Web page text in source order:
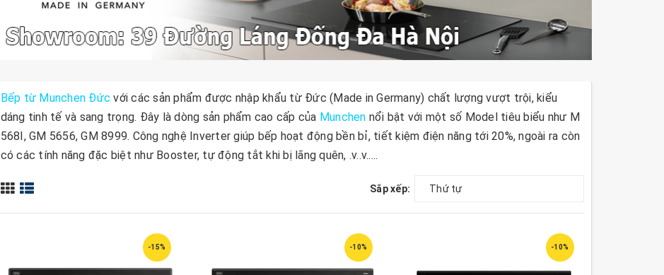
Bếp từ Munchen Đức với các sản phẩm được nhập khẩu từ Đức (Made in Germany) chất lượng vượt trội, kiểu
dáng tinh tế và sang trọng. Đây là dòng sản phẩm cao cấp của Munchen nổi bật với một số Model tiêu biểu như M
568I, GM 5656, GM 8999. Công nghệ Inverter giúp bếp hoạt động bền bỉ, tiết kiệm điện năng tới 20%, ngoài ra còn
có các tính năng đặc biệt như Booster, tự động tắt khi bị lãng quên, .v..v.....
Sắp xếp: Thứ tự
-15% -10% -10%